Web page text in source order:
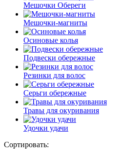
Мешочки Обереги
Мешочки-магниты
Осиновые колья
Подвески обережные
Резинки для волос
Серьги обережные
Травы для окуривания
Удочки удачи
Сортировать: